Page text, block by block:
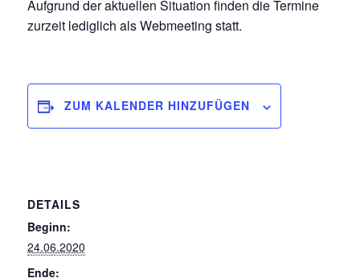
Aufgrund der aktuellen Situation finden die Termine
zurzeit lediglich als Webmeeting statt.
ZUM KALENDER HINZUFÜGEN
DETAILS
Beginn:
24.06.2020
Ende: